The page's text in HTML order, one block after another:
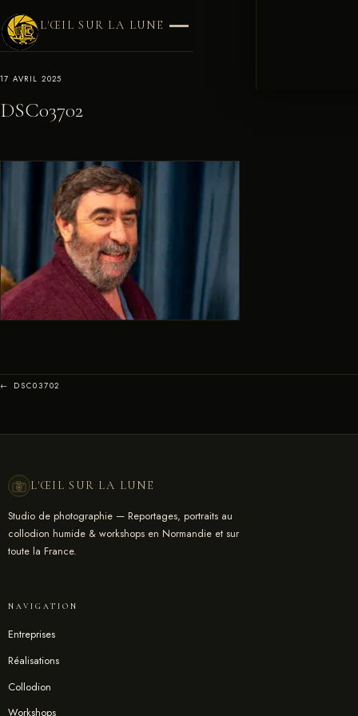
L'ŒIL SUR LA LUNE
17 AVRIL 2025
DSC03702
← DSC03702
L'ŒIL SUR LA LUNE
Studio de photographie — Reportages, portraits au
collodion humide & workshops en Normandie et sur
toute la France.
NAVIGATION
Entreprises
Réalisations
Collodion
Workshops